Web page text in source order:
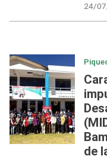
24/
de